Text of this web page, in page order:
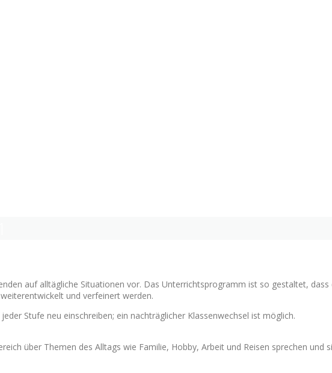
auf alltägliche Situationen vor. Das Unterrichtsprogramm ist so gestaltet,
und verfeinert werden.
Stufe neu einschreiben; ein nachträglicher Klassenwechsel ist möglich.
über Themen des Alltags wie Familie, Hobby, Arbeit und Reisen sprechen und